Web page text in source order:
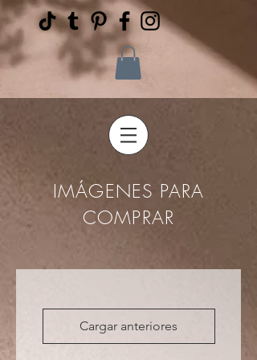
IMÁGENES PARA
COMPRAR
Cargar anteriores